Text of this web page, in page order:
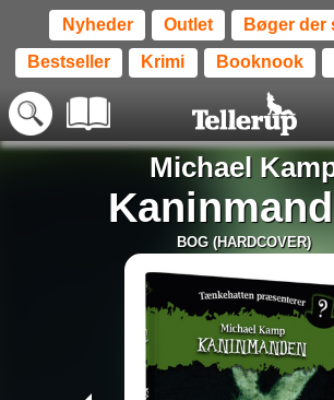
Nyheder Outlet Bøger der
Bestseller Krimi Booknook
Michael
BOG (HARDCOVER)